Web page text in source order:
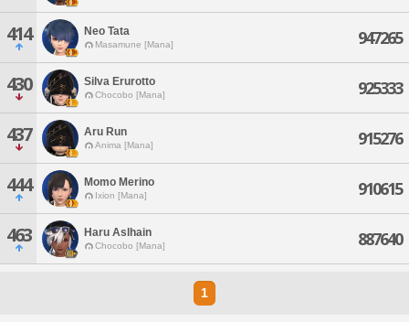
414 Neo Tata
Masamune [Mana] 947265
430 Silva Erurotto
Chocobo [Mana] 925333
437 Aru Run
Anima [Mana] 915276
444 Momo Merino
Ixion [Mana] 910615
463 Haru Aslhain
Chocobo [Mana] 887640
1